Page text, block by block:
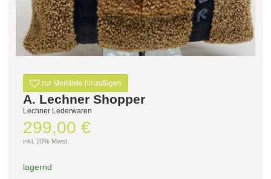
zur Merkliste hinzufügen
A. Lechner Shopper
Lechner Lederwaren
299,00 €
inkl. 20% Mwst.
lagernd